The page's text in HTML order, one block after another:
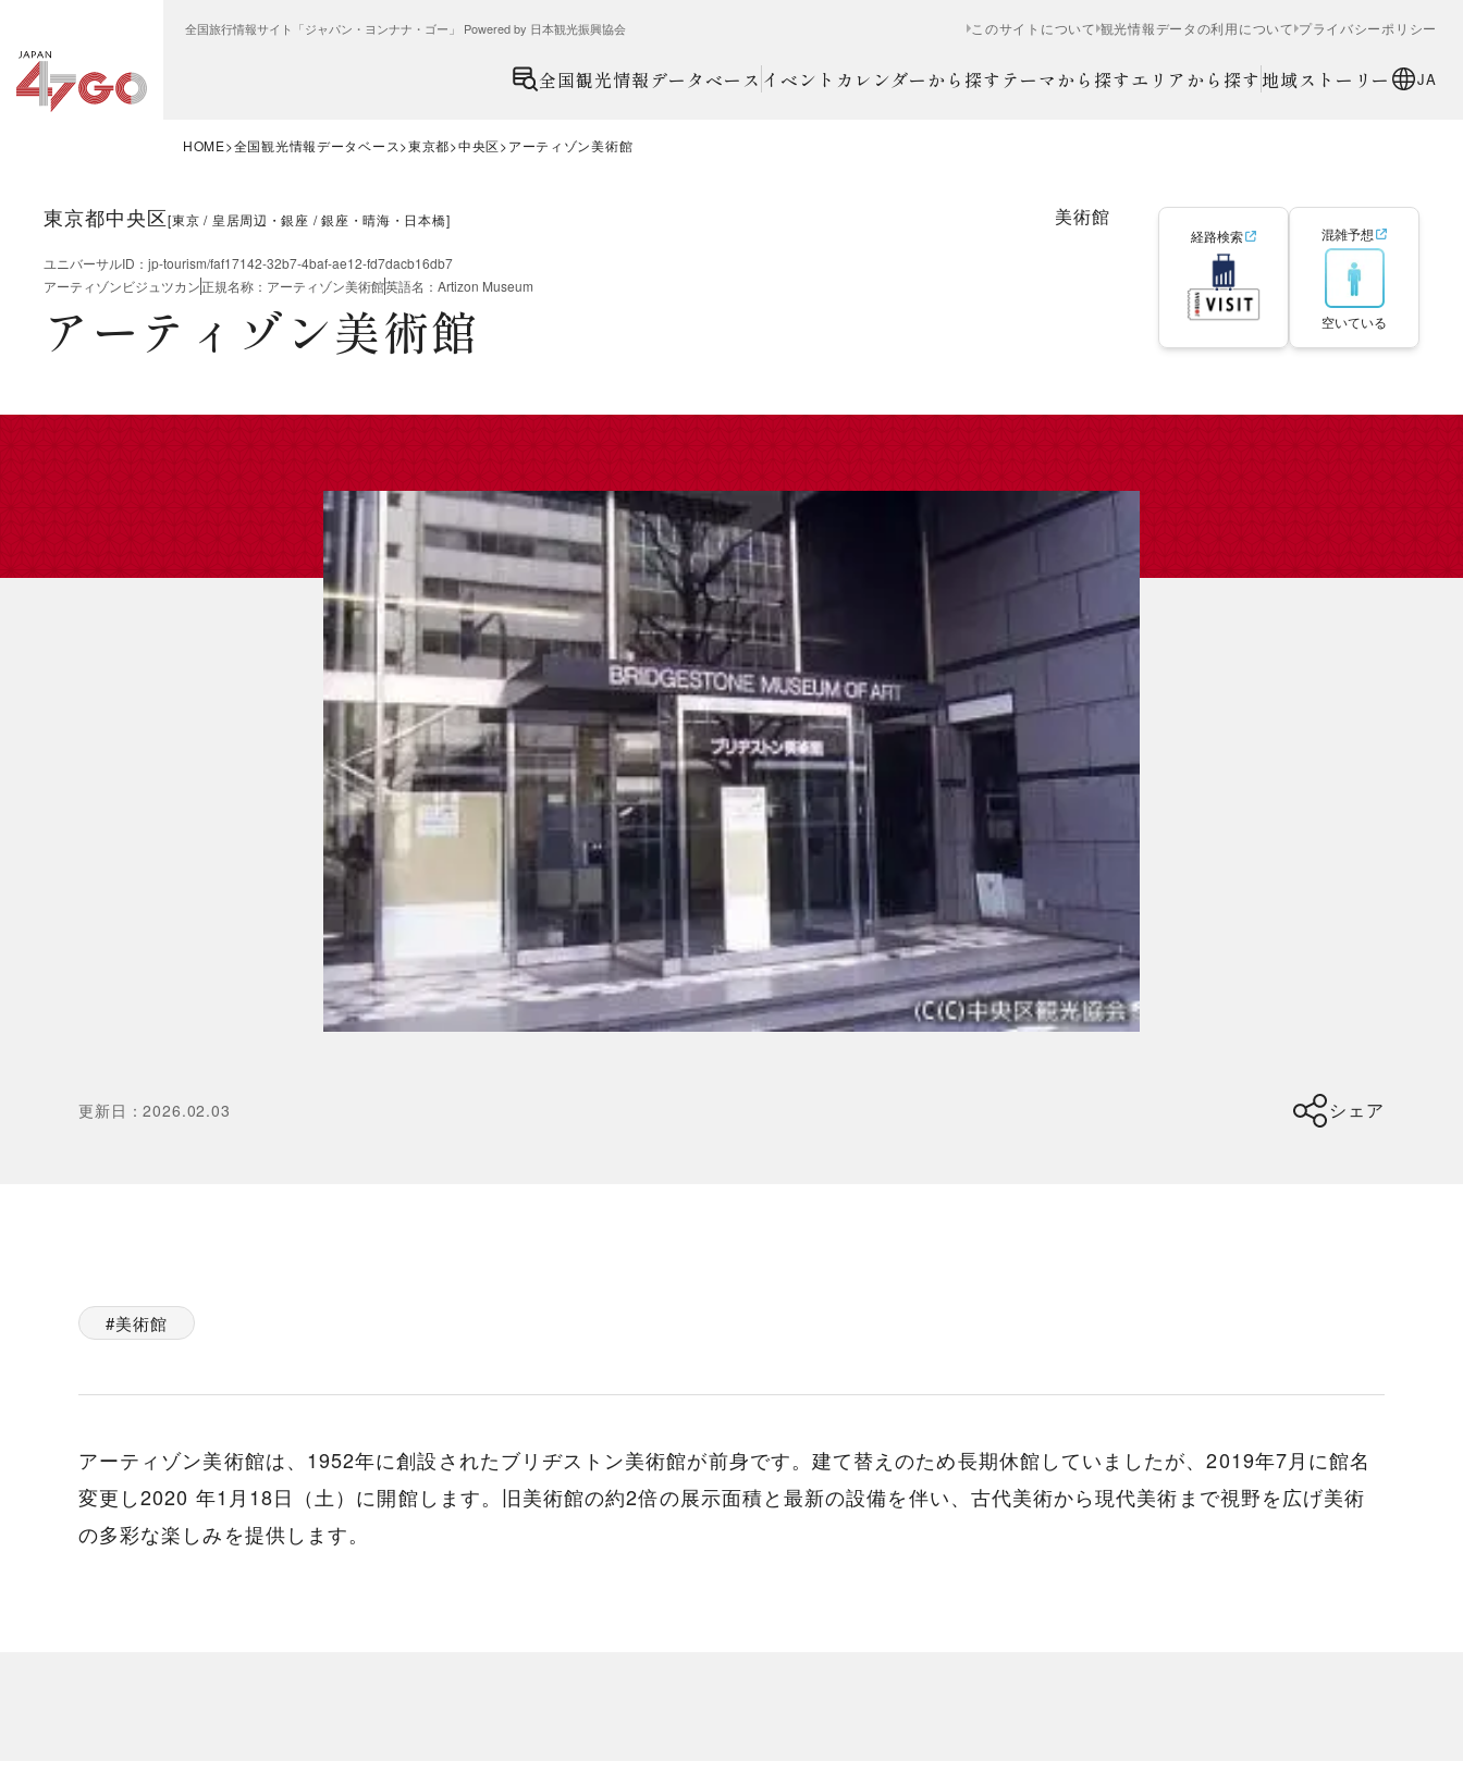
全国旅行情報サイト「ジャパン・ヨンナナ・ゴー」 Powered by 日本観光振興協会 このサイトについて 観光情報データの利用について プライバシーポリシー
全国観光情報データベース イベントカレンダーから探す テーマから探すエリアから探す 地域ストーリー JA
HOME 全国観光情報データベース 東京都 中央区 アーティゾン美術館
東京都中央区[東京 皇居周辺・銀座 銀座・晴海・日本橋] 美術館
ユニバーサルID ： jp-tourism/faf17142-32b7-4baf-ae12-fd7dacb16db7
アーティゾンビジュツカン正規名称 ： アーティゾン美術館英語名 ： Artizon Museum
アーティゾン美術館
経路検索 混雑予想
空いている
更新日 ：2026.02.03 シェア
美術館
アーティゾン美術館は、1952年に創設されたブリヂストン美術館が前身です。建て替えのため長期休館していましたが、2019年7月に館名
変更し2020 年1月18日（土）に開館します。旧美術館の約2倍の展示面積と最新の設備を伴い、古代美術から現代美術まで視野を広げ美術
の多彩な楽しみを提供します。